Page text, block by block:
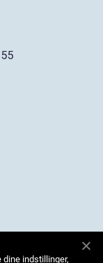
indstillinger,